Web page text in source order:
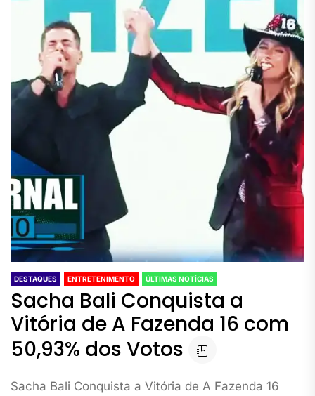
DESTAQUES ENTRETENIMENTO ÚLTIMAS NOTÍCIAS
Sacha Bali Conquista a
Vitória de A Fazenda 16 com
50,93% dos Votos
Sacha Bali Conquista a Vitória de A Fazenda 16